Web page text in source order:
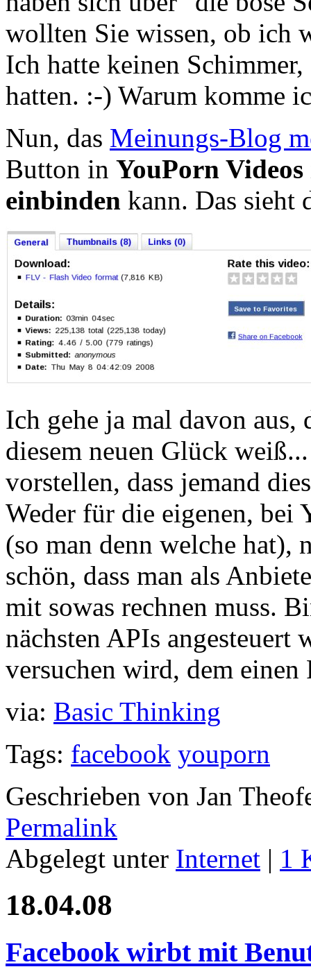
wollten Sie wissen, ob ich
Ich hatte keinen
hatten. :-) Warum komme
Nun, das Meinungs-Blog
Button in YouPorn
einbinden kann. Das sieht
Ich gehe ja mal davon aus,
diesem neuen Glück
vorstellen, dass jemand
Weder für die eigenen, bei
(so man denn welche hat),
schön, dass man als
mit sowas rechnen muss.
nächsten APIs angesteuert
versuchen wird, dem
via: Basic Thinking
Tags: facebook youporn
Geschrieben von Jan
Permalink
Abgelegt unter Internet | 1
18.04.08
Facebook wirbt mit